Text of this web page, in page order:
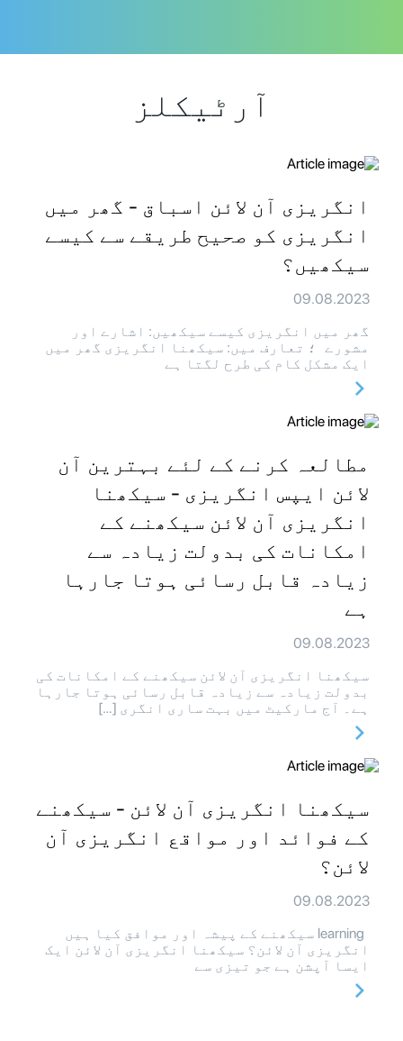
آرٹیکلز
انگریزی آن لائن اسباق - گھر میں
انگریزی کو صحیح طریقے سے کیسے
سیکھیں؟
09.08.2023
گھر میں انگریزی کیسے سیکھیں: اشارے اور
مشورے ؛ تعارف میں: سیکھنا انگریزی گھر میں
ایک مشکل کام کی طرح لگتا ہے
مطالعہ کرنے کے لئے بہترین آن
لائن ایپس انگریزی - سیکھنا
انگریزی آن لائن سیکھنے کے
امکانات کی بدولت زیادہ سے
زیادہ قابل رسائی ہوتا جارہا
ہے
09.08.2023
سیکھنا انگریزی آن لائن سیکھنے کے امکانات کی
بدولت زیادہ سے زیادہ قابل رسائی ہوتا جارہا
ہے۔ آج مارکیٹ میں بہت ساری انگری […]
سیکھنا انگریزی آن لائن - سیکھنے
کے فوائد اور مواقع انگریزی آن
لائن؟
09.08.2023
learning سیکھنے کے پیشہ اور موافق کیا ہیں
انگریزی آن لائن؟ سیکھنا انگریزی آن لائن ایک
ایسا آپشن ہے جو تیزی سے